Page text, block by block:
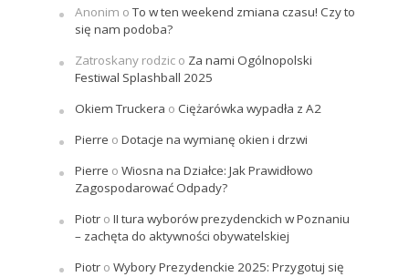
Anonim oTo w ten weekend zmiana czasu! Czy to
się nam podoba?
Zatroskany rodzico Za nami Ogólnopolski
Festiwal Splashball 2025
Okiem Truckera o Ciężarówka wypadła z A2
Pierre o Dotacje na wymianę okien i drzwi
Pierre o Wiosna na Działce: Jak Prawidłowo
Zagospodarować Odpady?
Piotro II tura wyborów prezydenckich w Poznaniu
– zachęta do aktywności obywatelskiej
Piotro Wybory Prezydenckie 2025: Przygotuj się